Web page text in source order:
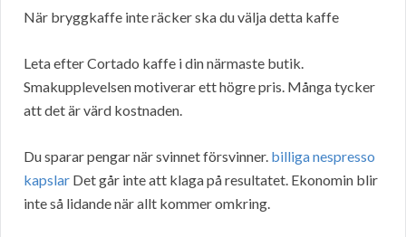
När bryggkaffe inte räcker ska du välja detta kaffe
Leta efter Cortado kaffe i din närmaste butik.
Smakupplevelsen motiverar ett högre pris. Många tycker
att det är värd kostnaden.
Du sparar pengar när svinnet försvinner. billiga nespresso
kapslar Det går inte att klaga på resultatet. Ekonomin blir
inte så lidande när allt kommer omkring.